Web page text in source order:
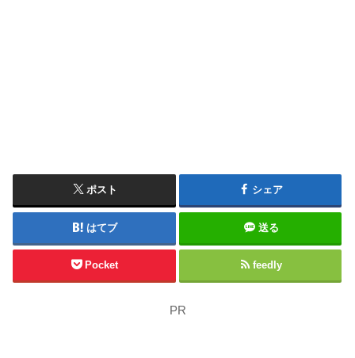
ポスト シェア
はてブ 送る
Pocket feedly
PR